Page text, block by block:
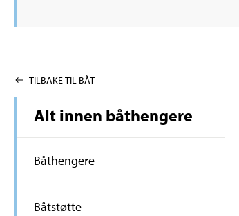
TILBAKE TIL BÅT
Alt innen båthengere
Båthengere
Båtstøtte